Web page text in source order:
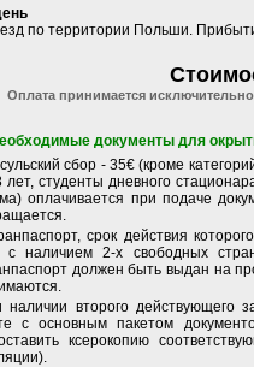
по территории Польши.
Оплата принимается
документы для
сбор - 35€ (кроме
лет, студенты дневного
оплачивается при подаче
срок действия
с наличием 2-х свободных
должен быть выдан на
наличии второго действующего
с основным пакетом
ксерокопию